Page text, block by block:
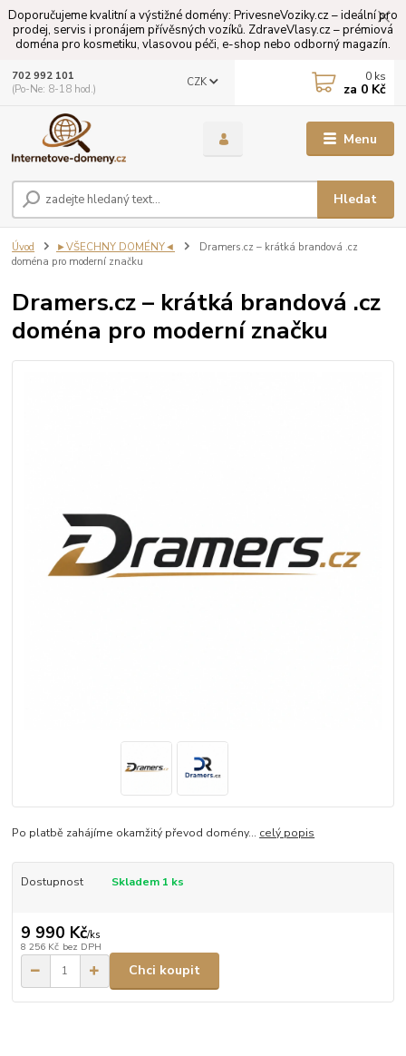
Doporučujeme kvalitní a výstižné domény: PrivesneVoziky.cz – ideální pro
prodej, servis i pronájem přívěsných vozíků. ZdraveVlasy.cz – prémiová
doména pro kosmetiku, vlasovou péči, e-shop nebo odborný magazín.
Menu
CZK
Hledat
702 992 101
(Po-Ne: 8-18 hod.)
0 ks
za 0 Kč
Úvod ►VŠECHNY DOMÉNY◄
Dramers.cz – krátká brandová .cz
doména pro moderní značku
Dramers.cz – krátká brandová .cz
doména pro moderní značku
Po platbě zahájíme okamžitý převod domény... celý popis
Dostupnost Skladem 1 ks
9 990 Kč/ks
8 256 Kč bez DPH
Chci koupit